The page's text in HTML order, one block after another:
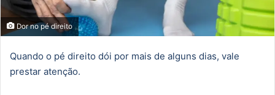
Dor no pé direito
Quando o pé direito dói por mais de alguns dias, vale
prestar atenção.